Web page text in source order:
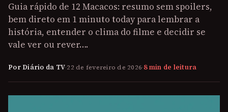
Guia rápido de 12 Macacos: resumo sem spoilers,
bem direto em 1 minuto today para lembrar a
história, entender o clima do filme e decidir se
vale ver ou rever….
Por Diário da TV·22 de fevereiro de 2026·8 min de leitura